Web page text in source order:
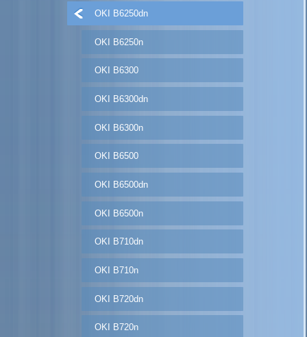
OKI B6250dn
OKI B6250n
OKI B6300
OKI B6300dn
OKI B6300n
OKI B6500
OKI B6500dn
OKI B6500n
OKI B710dn
OKI B710n
OKI B720dn
OKI B720n